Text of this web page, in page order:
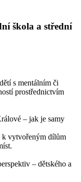
škola a střední
s mentálním či
prostřednictvím
– jak je samy
k vytvořeným dílům
– dětského a